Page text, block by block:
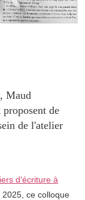
Maud
de
de l'atelier
d'écriture à
ce colloque